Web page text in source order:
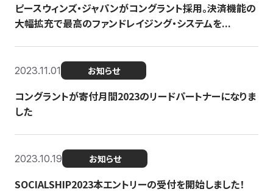
ピースウィンズ・ジャパンがコングラント採用。決済機能の
大幅拡充で最高のファンドレイジング・システムを...
2023.11.01 お知らせ
コングラントが寄付月間2023のリードパートナーになりま
した
2023.10.19 お知らせ
SOCIALSHIP2023本エントリーの受付を開始しました！